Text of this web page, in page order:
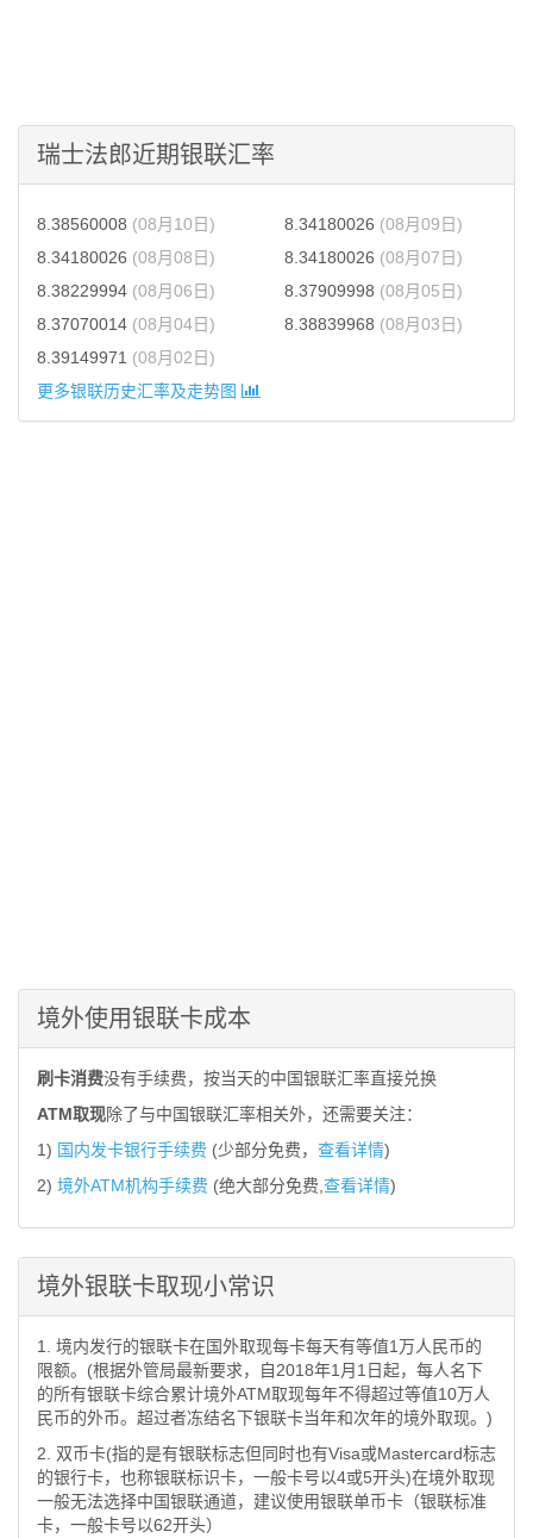
瑞士法郎近期银联汇率
8.38560008 (08月10日) 8.34180026 (08月09日)
8.34180026 (08月08日) 8.34180026 (08月07日)
8.38229994 (08月06日) 8.37909998 (08月05日)
8.37070014 (08月04日) 8.38839968 (08月03日)
8.39149971 (08月02日)
更多银联历史汇率及走势图
境外使用银联卡成本
刷卡消费没有手续费，按当天的中国银联汇率直接兑换
ATM取现除了与中国银联汇率相关外，还需要关注：
1) 国内发卡银行手续费 (少部分免费， 查看详情)
2) 境外ATM机构手续费 (绝大部分免费, 查看详情)
境外银联卡取现小常识
1. 境内发行的银联卡在国外取现每卡每天有等值1万人民币的
限额。(根据外管局最新要求，自2018年1月1日起，每人名下
的所有银联卡综合累计境外ATM取现每年不得超过等值10万人
民币的外币。超过者冻结名下银联卡当年和次年的境外取现。)
2. 双币卡(指的是有银联标志但同时也有Visa或Mastercard标志
的银行卡，也称银联标识卡，一般卡号以4或5开头)在境外取现
一般无法选择中国银联通道，建议使用银联单币卡（银联标准
卡，一般卡号以62开头）